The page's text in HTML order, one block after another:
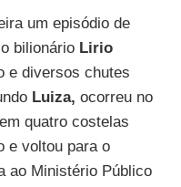
um episódio de
bilionário Lirio
e diversos chutes
Luiza, ocorreu no
quatro costelas
e voltou para o
ao Ministério Público